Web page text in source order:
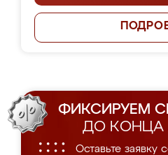
ФИКСИРУЕМ
ДО КОНЦА
Оставьте заявку